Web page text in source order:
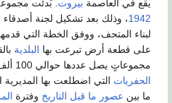
يقع في العاصمة بيروت . بُدئت
1942، وذلك بعد تشكيل لجنة
لبناء المتحف، ووفق الخطة التي
على قطعة أرض تبرعت بها البلدية
مجموعاتٍ يصل عددها حوالي 100 ألف قطعة معظمها
الحفريات التي اضطلعت بها المديرية
ما بين عصور ما قبل التاريخ وفترة